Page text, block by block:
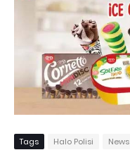
Tags Halo Polisi News